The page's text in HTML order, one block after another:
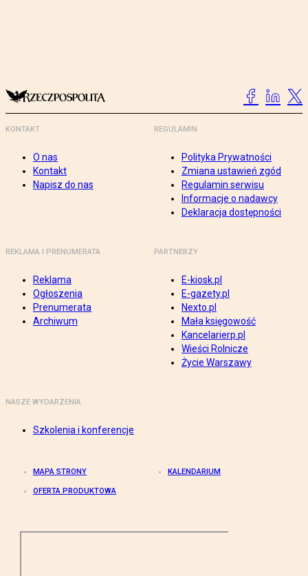
KONTAKT
O nas
Kontakt
Napisz do nas
REGULAMIN
Polityka Prywatności
Zmiana ustawień zgód
Regulamin serwisu
Informacje o nadawcy
Deklaracja dostępności
REKLAMA I PRENUMERATA
Reklama
Ogłoszenia
Prenumerata
Archiwum
PARTNERZY
E-kiosk.pl
E-gazety.pl
Nexto.pl
Mała księgowość
Kancelarierp.pl
Wieści Rolnicze
Życie Warszawy
NASZE WYDARZENIA
Szkolenia i konferencje
MAPA STRONY KALENDARIUM
OFERTA PRODUKTOWA